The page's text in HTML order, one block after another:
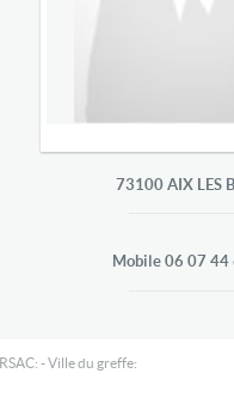
73100AIX LES
Mobile06 07 44
RSAC: - Ville du greffe: